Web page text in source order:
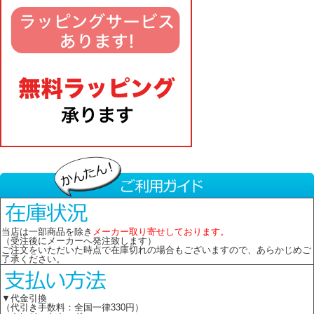
当店は一部商品を除き メーカー取り寄せしております。
（受注後にメーカーへ発注致します）
ご注文をいただいた時点で在庫切れの場合もございますので、あらかじめご
了承ください。
▼代金引換
（代引き手数料：全国一律330円）